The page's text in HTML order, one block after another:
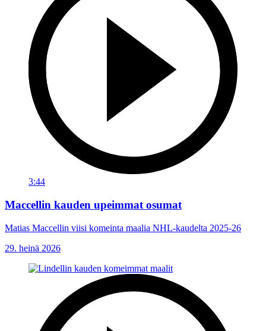
3:44
Maccellin kauden upeimmat osumat
Matias Maccellin viisi komeinta maalia NHL-kaudelta 2025-26
29. heinä 2026